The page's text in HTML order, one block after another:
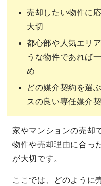
売却したい物件に
大切
都心部や人気エリ
うな物件であれば
め
どの媒介契約を選
スの良い専任媒介
家やマンションの売却
物件や売却理由に合っ
が大切です。
ここでは、どのように